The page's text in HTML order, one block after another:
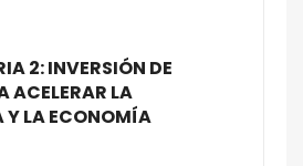
2: INVERSIÓN DE
ACELERAR LA
LA ECONOMÍA